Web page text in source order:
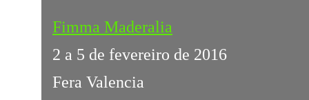
Fimma Maderalia
2 a 5 de fevereiro de 2016
Fera Valencia